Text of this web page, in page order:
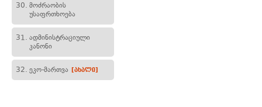
30. მოძრაობის
უსაფრთხოება
31. ადმინისტრაციული
კანონი
32. ეკო-მართვა [ახალი]